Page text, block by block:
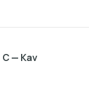
— Kav